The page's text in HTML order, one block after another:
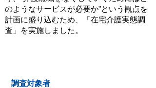
のようなサービスが必要か”という観点を
計画に盛り込むため、「在宅介護実態調
査」を実施しました。
調査対象者